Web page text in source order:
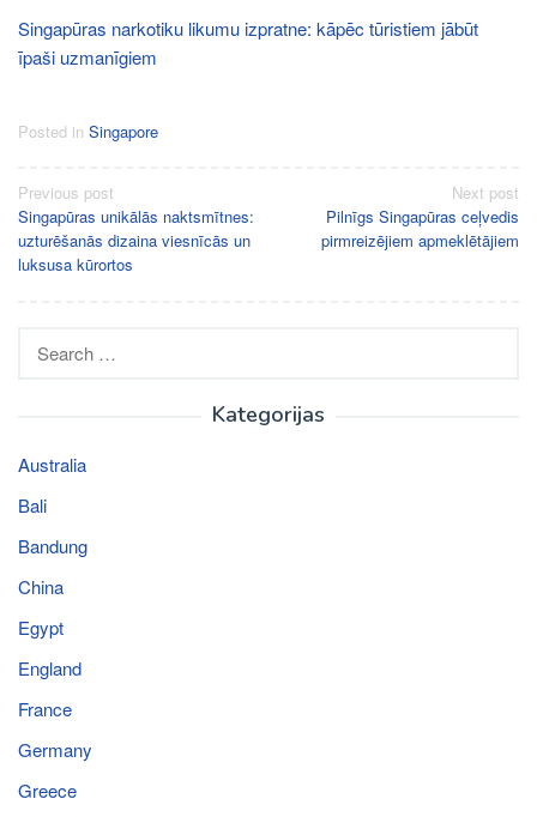
Singapūras narkotiku likumu izpratne: kāpēc tūristiem jābūt
īpaši uzmanīgiem
Posted in Singapore
Post
navigation
Previous post
Singapūras unikālās naktsmītnes:
uzturēšanās dizaina viesnīcās un
luksusa kūrortos
Next post
Pilnīgs Singapūras ceļvedis
pirmreizējiem apmeklētājiem
Kategorijas
Australia
Bali
Bandung
China
Egypt
England
France
Germany
Greece